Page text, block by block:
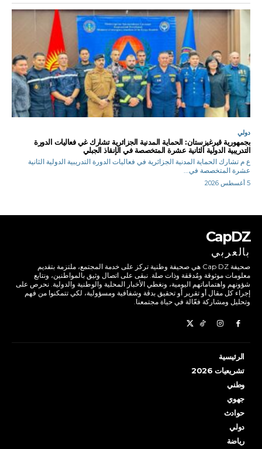
دولي
بجمهورية قيرغيزستان: الحماية المدنية الجزائرية تشارك غي فعاليات الدورة
التدريبية الدولية الثانية عشرة المتخصصة في الإنقاذ الجبلي
ع م تشارك الحماية المدنية الجزائرية في فعاليات الدورة التدريبية الدولية الثانية
عشرة المتخصصة في...
5 أغسطس 2026
CapDZ
بالعربي
صحيفة Cap DZ هي صحيفة وطنية تركز على خدمة المجتمع، ملتزمة بتقديم
معلومات موثوقة ومُدققة وذات صلة. نبقى على اتصال وثيق بالمواطنين، ونتابع
شؤونهم واهتماماتهم اليومية، ونغطي الأخبار المحلية والوطنية والدولية. نحرص على
إجراء كل مقال أو تقرير أو تحقيق بدقة وشفافية ومسؤولية، لكي تتمكنوا من فهم
وتحليل ومشاركة فعّالة في حياة مجتمعنا.
الرئيسية
تشريعيات 2026
وطني
جهوي
حوادث
دولي
رياضة